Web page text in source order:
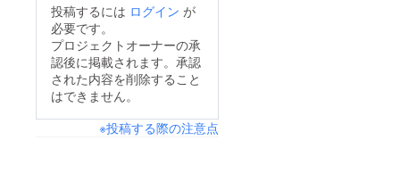
験となりました。柵の
無い動物園の一匹に
なったような心持ちで
恐縮してしまい、ほと
んどの方に挨拶出来な
いままでした。ライオ
投稿するには ログイン が
必要です。
プロジェクトオーナーの承
認後に掲載されます。承認
された内容を削除すること
はできません。
※投稿する際の注意点